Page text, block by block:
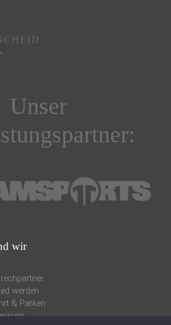
Unser
wir
werden
& Parken